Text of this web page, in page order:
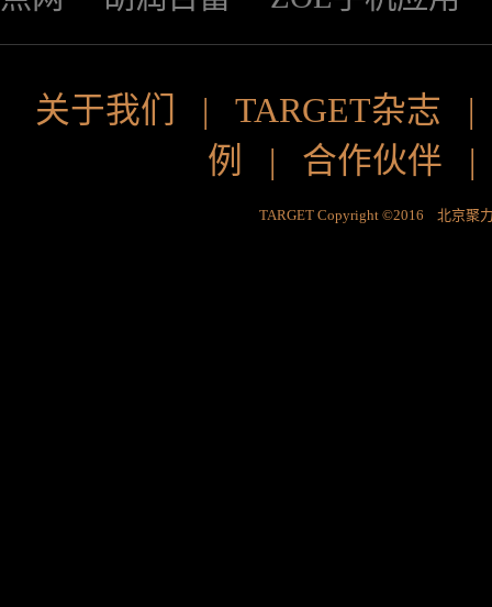
关于我们 | TARGET杂志
例
| 合作伙伴
TARGET Copyright ©2016 北京聚